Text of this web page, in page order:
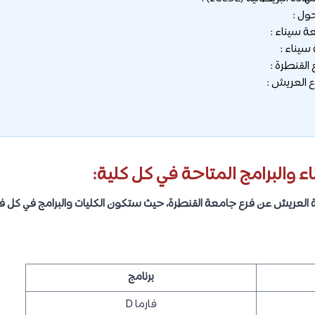
:
سيناء :
:
القنطرة :
العريش :
والبرامج المتاحة في كل كلية:
العريش عن فرع جامعة القنطرة، حيث ستكون الكليات والبرامج في كل
برنامج
فارما D